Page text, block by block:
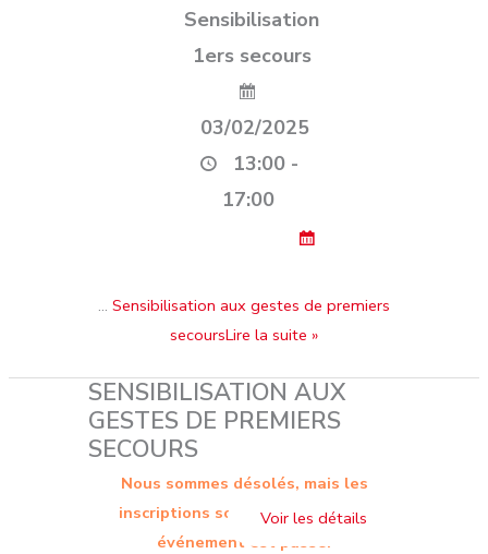
Sensibilisation
1ers secours
03/02/2025
13:00 -
17:00
… Sensibilisation aux gestes de premiers
secoursLire la suite »
SENSIBILISATION AUX
GESTES DE PREMIERS
SECOURS
Nous sommes désolés, mais les
inscriptions sont terminées. Cet
événement est passé.